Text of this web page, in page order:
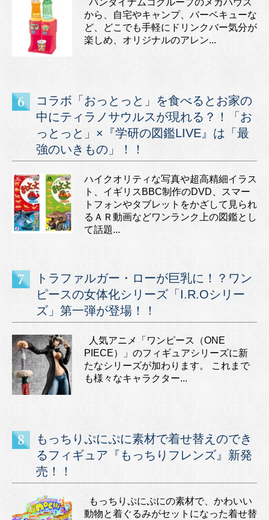
から、自宅やキャンプ、バーベキューな
ど、どこでも手軽にドリンクバー気分が
楽しめ、オリジナルのアレン...
コラボ「おっとっと」を食べるとお家の
中にティラノサウルスが現れる？！「お
っとっと」×『学研の図鑑LIVE』は「最
強のいきもの」！！
ハイクオリティな写真や超高精細イラス
ト、イギリスBBC制作のDVD、スマー
トフォンやタブレットをかざして見られ
るＡＲ動画などワンランク上の図鑑とし
て話題...
トラファルガー・ローが巨乳に！？ワン
ピースの女体化シリーズ「I.R.Oシリー
ズ」第一弾が登場！！
人気アニメ「ワンピース（ONE
PIECE）」のフィギュアシリーズに新
たなシリーズが加わります。 これまで
も様々なキャラクター...
もっちりぷにぷに素材で着せ替えのでき
るフィギュア『もっちりフレンズ』新発
売！！
もっちりぷにぷにの素材で、かわいい
動物と着ぐるみがセットになった着せ替